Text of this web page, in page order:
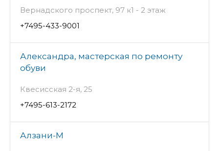
Вернадского проспект, 97 к1 - 2 этаж
+7495-433-9001
Александра, мастерская по ремонту
обуви
Квесисская 2-я, 25
+7495-613-2172
Алзани-М